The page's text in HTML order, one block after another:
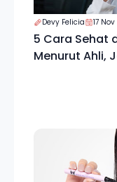
Devy Felicia 17
5 Cara Sehat
Menurut Ahli,